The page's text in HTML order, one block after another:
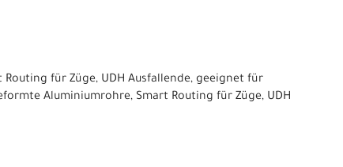
für Züge, UDH Ausfallende, geeignet für
Aluminiumrohre, Smart Routing für Züge, UDH